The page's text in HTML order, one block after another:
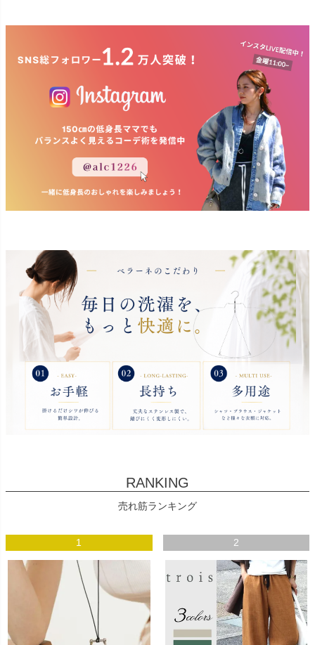
RANKING
売れ筋ランキング
1 2